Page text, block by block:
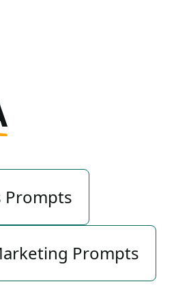
Prompts
Prompts